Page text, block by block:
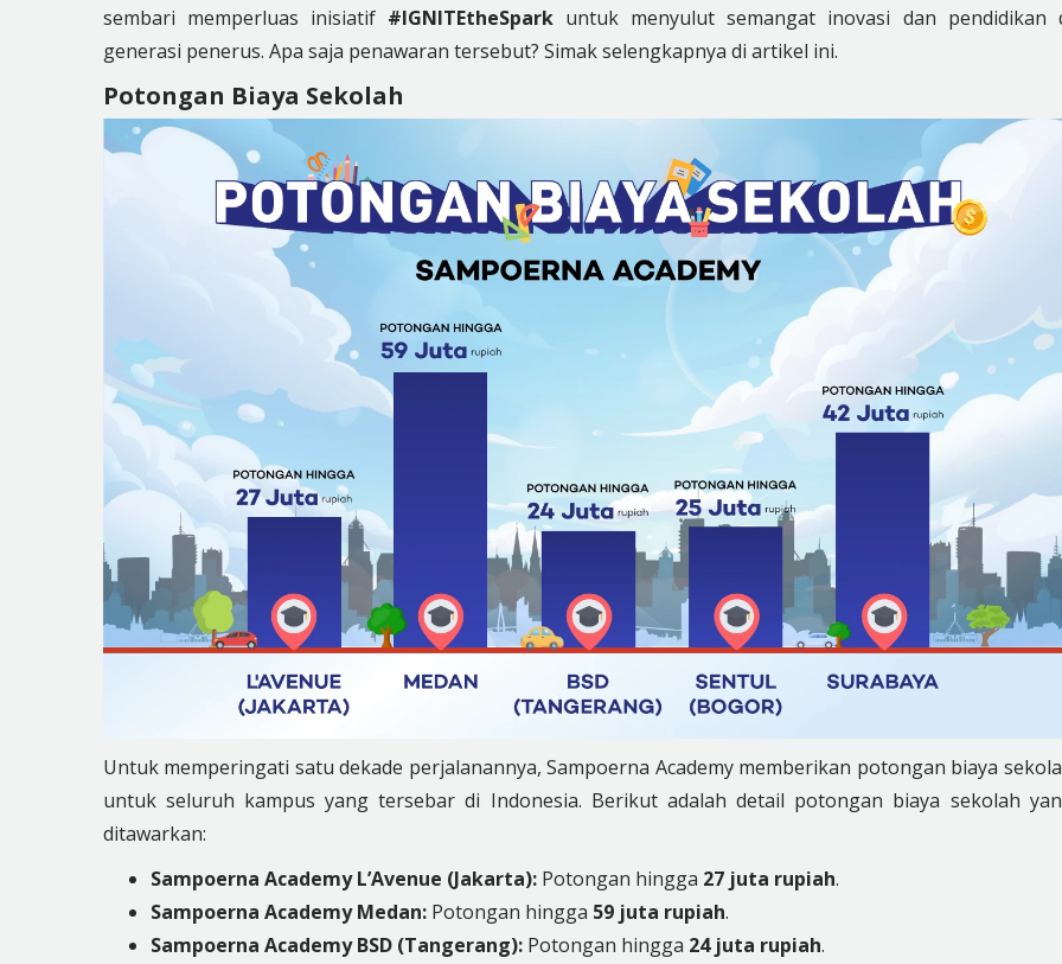
sembari memperluas inisiatif #IGNITEtheSparkuntuk menyulut semangat inovasi dan pendidikan
generasi penerus. Apa saja penawaran tersebut? Simak selengkapnya di artikel ini.
Potongan Biaya Sekolah
Untuk memperingati satu dekade perjalanannya, Sampoerna Academy memberikan potongan biaya
untuk seluruh kampus yang tersebar di Indonesia. Berikut adalah detail potongan biaya sekolah
ditawarkan:
Sampoerna Academy L’Avenue (Jakarta):Potongan hingga 27 juta rupiah.
Sampoerna Academy Medan:Potongan hingga 59 juta rupiah.
Sampoerna Academy BSD (Tangerang):Potongan hingga 24 juta rupiah.